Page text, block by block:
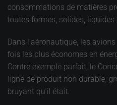
consommations de matières
toutes formes, solides, liquides
Dans l’aéronautique, les
fois les plus économes en
Contre exemple parfait, le
ligne de produit non durable,
bruyant qu’il était.